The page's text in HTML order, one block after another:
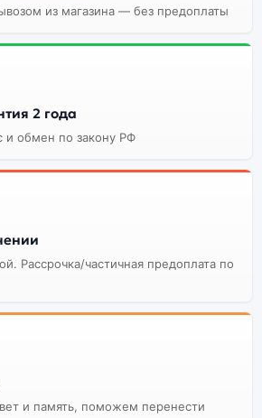
из магазина — без предоплаты
2 года
и обмен по закону РФ
Рассрочка/частичная предоплата по
и память, поможем перенести